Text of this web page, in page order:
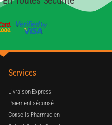
Services
Livraison Express
Paiement sécurisé
Conseils Pharmacien